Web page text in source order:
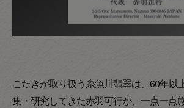
こたきが取り扱う糸魚川翡翠は、60年以
集・研究してきた赤羽可行が、一点一点